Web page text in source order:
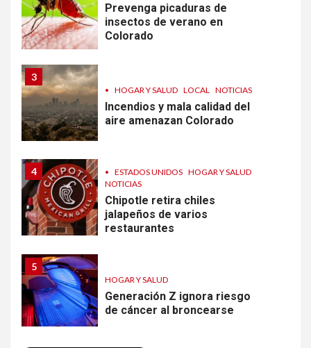
Prevenga picaduras de
insectos de verano en
Colorado
3
• HOGAR Y SALUD LOCAL NOTICIAS
Incendios y mala calidad del
aire amenazan Colorado
4 • ESTADOS UNIDOS HOGAR Y SALUD
NOTICIAS
Chipotle retira chiles
jalapeños de varios
restaurantes
5
HOGAR Y SALUD
Generación Z ignora riesgo
de cáncer al broncearse